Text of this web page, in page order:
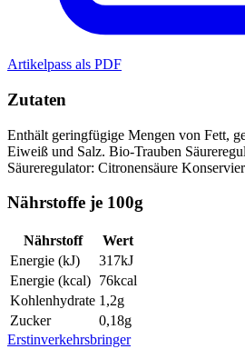
Artikelpass als PDF
Zutaten
Enthält geringfügige Mengen von Fett,
Eiweiß und Salz. Bio-Trauben
Säureregulator: Citronensäure
Nährstoffe je 100g
Nährstoff
Wert
Energie (kJ)
317kJ
Energie (kcal) 76kcal
Kohlenhydrate 1,2g
Zucker
0,18g
Erstinverkehrsbringer